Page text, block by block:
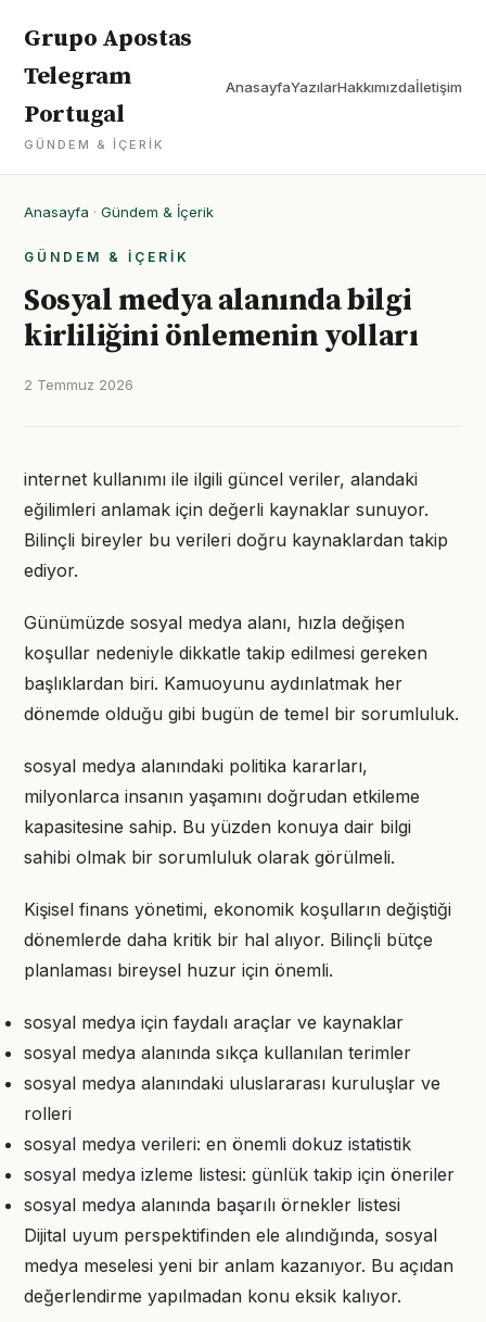
Grupo Apostas
Telegram
Portugal
GÜNDEM & İÇERIK
AnasayfaYazılarHakkımızdaİletişim
Anasayfa · Gündem & İçerik
GÜNDEM & İÇERIK
Sosyal medya alanında bilgi
kirliliğini önlemenin yolları
2 Temmuz 2026
internet kullanımı ile ilgili güncel veriler, alandaki
eğilimleri anlamak için değerli kaynaklar sunuyor.
Bilinçli bireyler bu verileri doğru kaynaklardan takip
ediyor.
Günümüzde sosyal medya alanı, hızla değişen
koşullar nedeniyle dikkatle takip edilmesi gereken
başlıklardan biri. Kamuoyunu aydınlatmak her
dönemde olduğu gibi bugün de temel bir sorumluluk.
sosyal medya alanındaki politika kararları,
milyonlarca insanın yaşamını doğrudan etkileme
kapasitesine sahip. Bu yüzden konuya dair bilgi
sahibi olmak bir sorumluluk olarak görülmeli.
Kişisel finans yönetimi, ekonomik koşulların değiştiği
dönemlerde daha kritik bir hal alıyor. Bilinçli bütçe
planlaması bireysel huzur için önemli.
sosyal medya için faydalı araçlar ve kaynaklar
sosyal medya alanında sıkça kullanılan terimler
sosyal medya alanındaki uluslararası kuruluşlar ve
rolleri
sosyal medya verileri: en önemli dokuz istatistik
sosyal medya izleme listesi: günlük takip için öneriler
sosyal medya alanında başarılı örnekler listesi
Dijital uyum perspektifinden ele alındığında, sosyal
medya meselesi yeni bir anlam kazanıyor. Bu açıdan
değerlendirme yapılmadan konu eksik kalıyor.